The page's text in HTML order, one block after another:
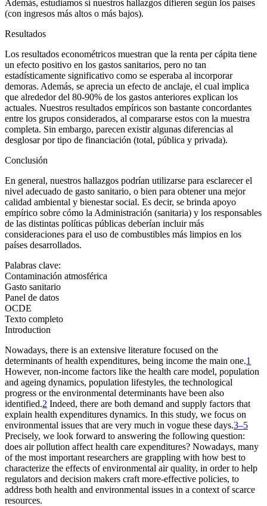
Además, estudiamos si nuestros hallazgos difieren según los países
(con ingresos más altos o más bajos).
Resultados
Los resultados econométricos muestran que la renta per cápita tiene
un efecto positivo en los gastos sanitarios, pero no tan
estadísticamente significativo como se esperaba al incorporar
demoras. Además, se aprecia un efecto de anclaje, el cual implica
que alrededor del 80-90% de los gastos anteriores explican los
actuales. Nuestros resultados empíricos son bastante concordantes
entre los grupos considerados, al compararse estos con la muestra
completa. Sin embargo, parecen existir algunas diferencias al
desglosar por tipo de financiación (total, pública y privada).
Conclusión
En general, nuestros hallazgos podrían utilizarse para esclarecer el
nivel adecuado de gasto sanitario, o bien para obtener una mejor
calidad ambiental y bienestar social. Es decir, se brinda apoyo
empírico sobre cómo la Administración (sanitaria) y los responsables
de las distintas políticas públicas deberían incluir más
consideraciones para el uso de combustibles más limpios en los
países desarrollados.
Palabras clave:
Contaminación atmosférica
Gasto sanitario
Panel de datos
OCDE
Texto completo
Introduction
Nowadays, there is an extensive literature focused on the
determinants of health expenditures, being income the main one.1
However, non-income factors like the health care model, population
and ageing dynamics, population lifestyles, the technological
progress or the environmental determinants have been also
identified.2 Indeed, there are both demand and supply factors that
explain health expenditures dynamics. In this study, we focus on
environmental issues that are very much in vogue these days.3–5
Precisely, we look forward to answering the following question:
does air pollution affect health care expenditures? Nowadays, many
of the most important researchers are grappling with how best to
characterize the effects of environmental air quality, in order to help
regulators and decision makers craft more-effective policies, to
address both health and environmental issues in a context of scarce
resources.